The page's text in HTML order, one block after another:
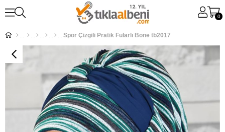
0
Spor Çizgili Pratik Fularlı Bone tb2017